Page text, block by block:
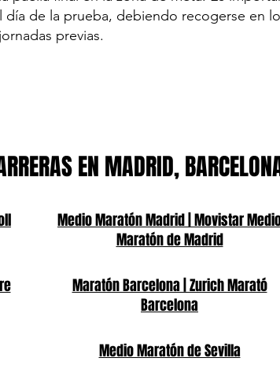
día de la prueba, debiendo recogerse en
previas.
EN MADRID,
Medio Maratón Madrid | Movistar
Maratón de Madrid
Maratón Barcelona | Zurich Marató
Barcelona
Medio Maratón de Sevilla